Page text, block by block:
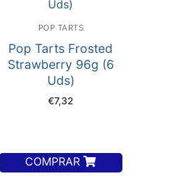
POP TARTS
Pop Tarts Frosted
Strawberry 96g (6
Uds)
€7,32
COMPRAR